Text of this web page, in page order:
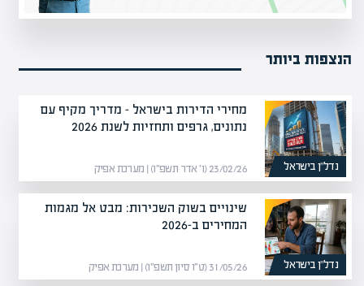
הנצפות ביותר
נדל”ן בישראל
מחירי הדירות בישראל – מדריך מקיף עם
נתונים, גרפים ותחזיות לשנת 2026
23/02/26 (ו׳ אדר תשפ״ו) | מערכת אפיק
נדל”ן בישראל
שינויים בשוק השכירות: מבט אל מגמות
המחירים ב-2026
31/05/26 (ט״ו סיון תשפ״ו) | מערכת אפיק